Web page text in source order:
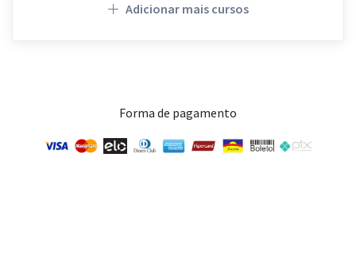
Adicionar mais cursos
Forma de pagamento